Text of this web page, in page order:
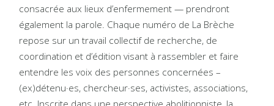
consacrée aux lieux d’enfermement — prendront
également la parole. Chaque numéro de La Brèche
repose sur un travail collectif de recherche, de
coordination et d’édition visant à rassembler et faire
entendre les voix des personnes concernées –
(ex)détenu·es, chercheur·ses, activistes, associations,